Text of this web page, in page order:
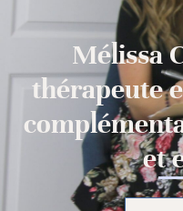
Mélissa
thérapeute
et